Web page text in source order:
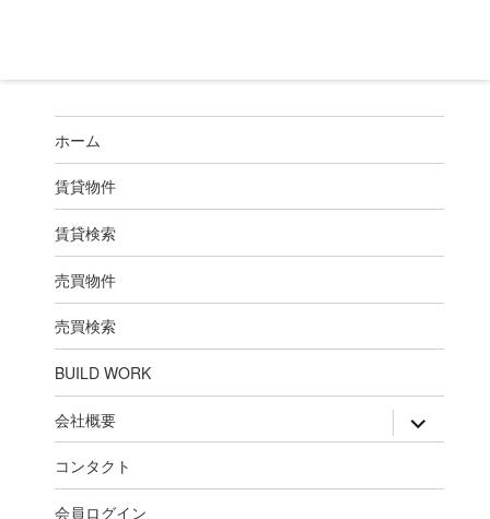
ホーム
賃貸物件
賃貸検索
売買物件
売買検索
BUILD WORK
会社概要 expand
child
コンタクト
会員ログイン